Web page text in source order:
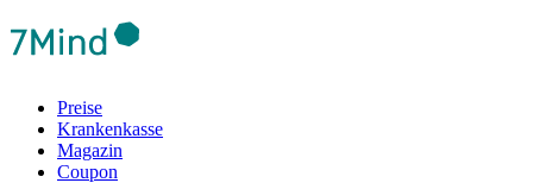
Preise
Krankenkasse
Magazin
Coupon